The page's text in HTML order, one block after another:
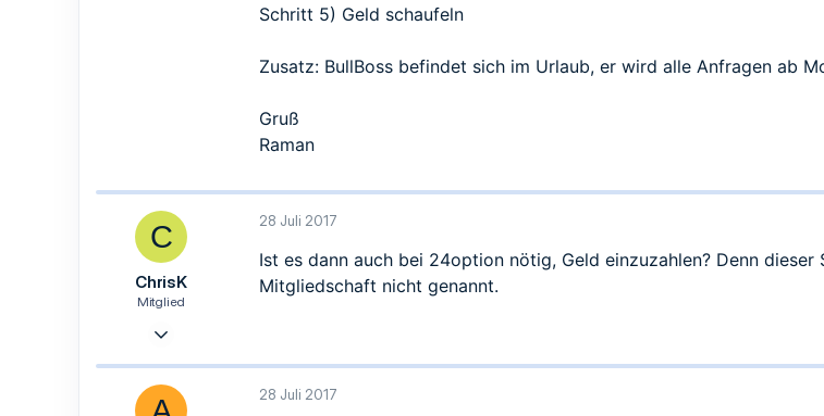
Schritt 5) Geld schaufeln
Zusatz: BullBoss befindet sich im Urlaub, er wird alle Anfragen ab
Gruß
Raman
C
ChrisK
Mitglied
28 Juli 2017
Ist es dann auch bei 24option nötig, Geld einzuzahlen? Denn
Mitgliedschaft nicht genannt.
28 Juli 2017